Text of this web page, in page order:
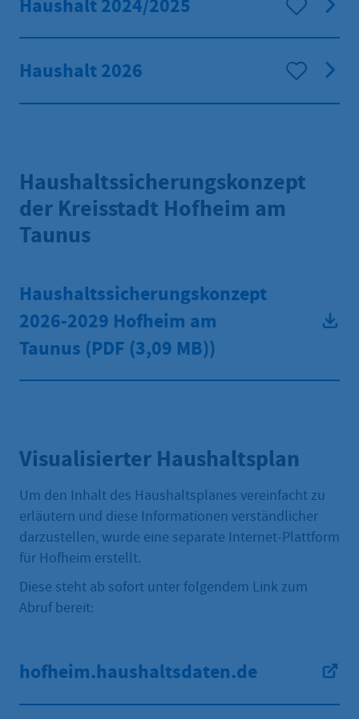
Haushalt 2024/2025
Haushalt 2026
Haushaltssicherungskonzept
der Kreisstadt Hofheim am
Taunus
Haushaltssicherungskonzept
2026-2029 Hofheim am
Taunus (PDF (3,09 MB))
Visualisierter Haushaltsplan
Um den Inhalt des Haushaltsplanes vereinfacht zu
erläutern und diese Informationen verständlicher
darzustellen, wurde eine separate Internet-Plattform
für Hofheim erstellt.
Diese steht ab sofort unter folgendem Link zum
Abruf bereit:
hofheim.haushaltsdaten.de